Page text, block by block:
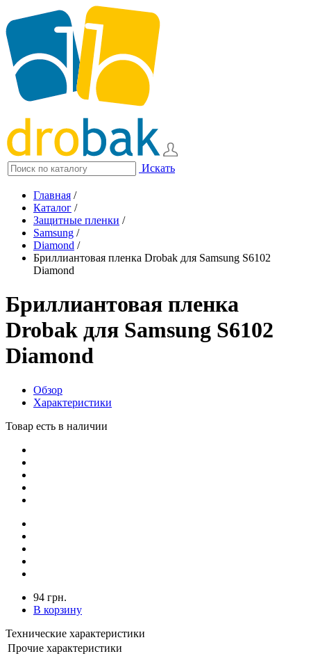
Искать
Главная /
Каталог /
Защитные пленки /
Samsung /
Diamond /
Бриллиантовая пленка Drobak для Samsung S6102
Diamond
Бриллиантовая пленка
Drobak для Samsung S6102
Diamond
Обзор
Характеристики
Товар есть в наличии
94 грн.
В корзину
Технические характеристики
Прочие характеристики